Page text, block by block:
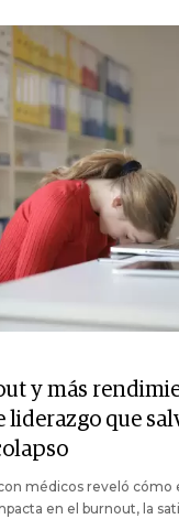
y más
liderazgo que
médicos reveló cómo
en el burnout, la